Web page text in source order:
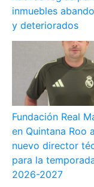
inmuebles
y deteriorados
Fundación Real
en Quintana Roo
nuevo director
para la
2026-2027